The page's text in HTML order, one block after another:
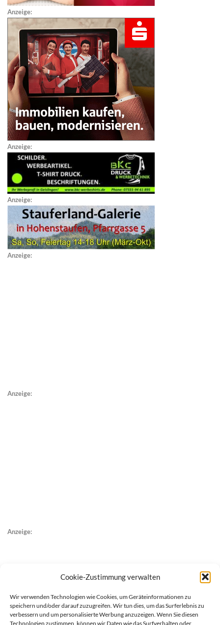
Cookie-Zustimmung verwalten
Wir verwenden Technologien wie Cookies, um Geräteinformationen zu
speichern und/oder darauf zuzugreifen. Wir tun dies, um das Surferlebnis zu
verbessern und um personalisierte Werbung anzuzeigen. Wenn Sie diesen
Technologien zustimmen, können wir Daten wie das Surfverhalten oder
Anzeige:
Anzeige:
Anzeige:
Anzeige:
Anzeige:
Anzeige: